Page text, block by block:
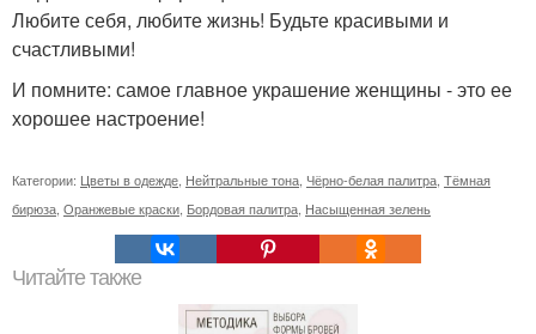
Любите себя, любите жизнь! Будьте красивыми и
счастливыми!
И помните: самое главное украшение женщины - это ее
хорошее настроение!
Категории: Цветы в одежде Нейтральные тона Чёрно-белая палитра Тёмная
бирюза Оранжевые краски Бордовая палитра Насыщенная зелень
Читайте также